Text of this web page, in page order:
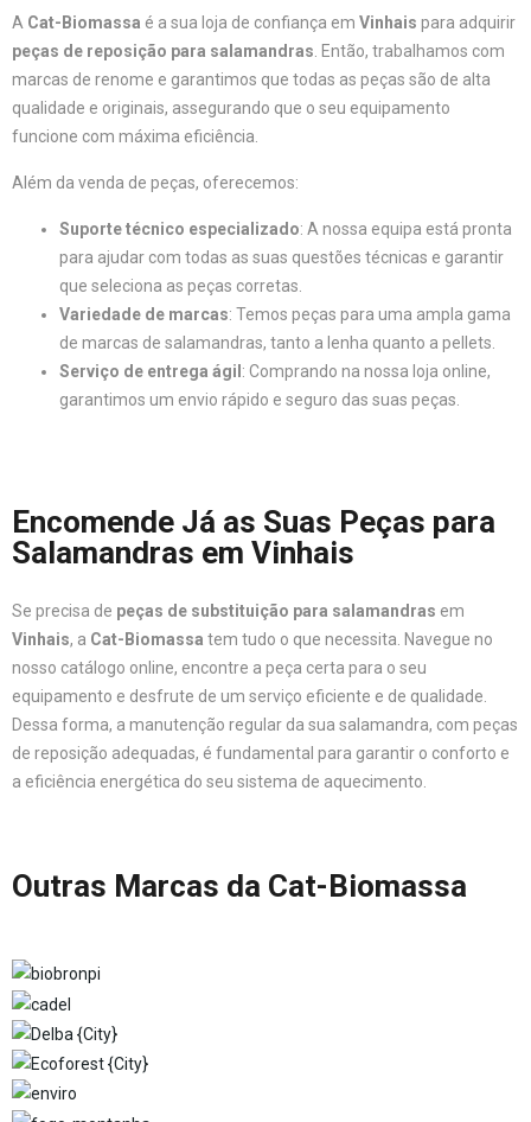
A Cat-Biomassa é a sua loja de confiança em Vinhais para adquirir
peças de reposição para salamandras . Então, trabalhamos com
marcas de renome e garantimos que todas as peças são de alta
qualidade e originais, assegurando que o seu equipamento
funcione com máxima eficiência.
Além da venda de peças, oferecemos:
Suporte técnico especializado: A nossa equipa está pronta
para ajudar com todas as suas questões técnicas e garantir
que seleciona as peças corretas.
Variedade de marcas: Temos peças para uma ampla gama
de marcas de salamandras, tanto a lenha quanto a pellets.
Serviço de entrega ágil : Comprando na nossa loja online,
garantimos um envio rápido e seguro das suas peças.
Encomende Já as Suas Peças para
Salamandras em Vinhais
Se precisa de peças de substituição para salamandras em
Vinhais, a Cat-Biomassa tem tudo o que necessita. Navegue no
nosso catálogo online, encontre a peça certa para o seu
equipamento e desfrute de um serviço eficiente e de qualidade.
Dessa forma, a manutenção regular da sua salamandra, com peças
de reposição adequadas, é fundamental para garantir o conforto e
a eficiência energética do seu sistema de aquecimento.
Outras Marcas da Cat-Biomassa